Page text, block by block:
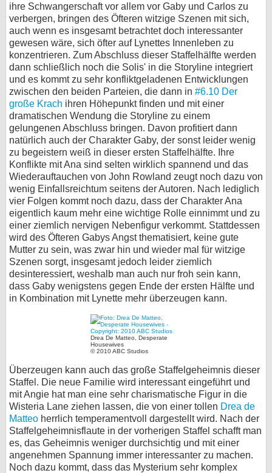
ihre Schwangerschaft vor allem vor Gaby und Carlos zu
verbergen, bringen des Öfteren witzige Szenen mit sich,
auch wenn es insgesamt betrachtet doch interessanter
gewesen wäre, sich öfter auf Lynettes Innenleben zu
konzentrieren. Zum Abschluss dieser Staffelhälfte werden
dann schließlich noch die Solis' in die Storyline integriert
und es kommt zu sehr konfliktgeladenen Entwicklungen
zwischen den beiden Parteien, die dann in #6.10 Der
große Krach ihren Höhepunkt finden und mit einer
dramatischen Wendung die Storyline zu einem
gelungenen Abschluss bringen. Davon profitiert dann
natürlich auch der Charakter Gaby, der sonst leider wenig
zu begeistern weiß in dieser ersten Staffelhälfte. Ihre
Konflikte mit Ana sind selten wirklich spannend und das
Wiederauftauchen von John Rowland zeugt noch dazu von
wenig Einfallsreichtum seitens der Autoren. Nach lediglich
vier Folgen kommt noch dazu, dass der Charakter Ana
eigentlich kaum mehr eine wichtige Rolle einnimmt und zu
einer ziemlich nervigen Nebenfigur verkommt. Stattdessen
wird des Öfteren Gabys Angst thematisiert, keine gute
Mutter zu sein, was zwar hin und wieder mal für witzige
Szenen sorgt, insgesamt jedoch leider ziemlich
desinteressiert, weshalb man auch nur froh sein kann,
dass Gaby wenigstens gegen Ende der ersten Hälfte und
in Kombination mit Lynette mehr überzeugen kann.
Drea De Matteo, Desperate
Housewives
© 2010 ABC Studios
Überzeugen kann auch das große Staffelgeheimnis dieser
Staffel. Die neue Familie wird interessant eingeführt und
mit Angie hat man eine sehr charismatische Figur in die
Wisteria Lane ziehen lassen, die von einer tollen Drea de
Matteo herrlich temperamentvoll dargestellt wird. Nach der
Staffelgeheimnisflaute in der vorherigen Staffel schafft man
es, das Geheimnis weniger durchsichtig und mit einer
angenehmen Spannung immer interessanter zu machen.
Noch dazu kommt, dass das Mysterium sehr komplex